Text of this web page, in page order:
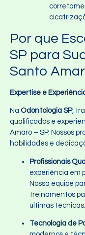
Por que
SP para
Santo
Expertise e
Na Odontologia SP,
qualificados e
Amaro – SP. Nossos
habilidades e
Profissionais
experiência em
Nossa equipe
treinamentos
últimas técnicas.
Tecnologia de